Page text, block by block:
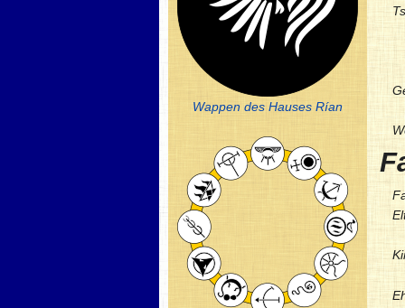
Wappen des Hauses Rían